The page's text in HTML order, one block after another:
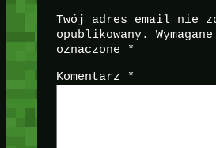
Twój adres email nie
opublikowany.
oznaczone
*
Komentarz *